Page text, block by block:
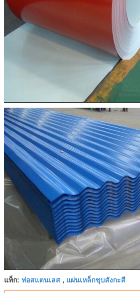
แท็ก: ท่อสแตนเลส , แผ่นเหล็กชุบสังกะสี